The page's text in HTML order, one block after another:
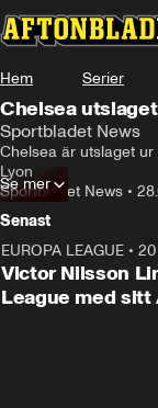
Hem Serier
Chelsea
Sportbladet News
Chelsea är utslaget
Lyon
Sportbladet News •
Se mer
Senast
EUROPA LEAGUE •
Victor Nilsson
League med sitt